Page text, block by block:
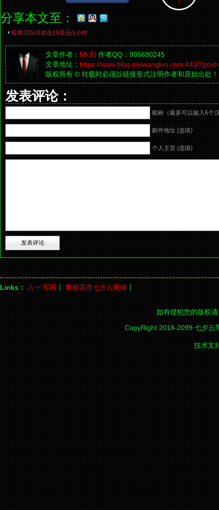
分享本文至：
暗网:DDoS攻击10美元/1小时
文章作者：Mr.刘 作者QQ：905690245
文章地址：https://www.blog.qixiwangluo.com:443/
版权所有 © 转载时必须以链接形式注明作者和原始出处！
发表评论：
昵称（最多可以输入6个
邮件地址 (选填)
个人主页 (选填)
Links： 八一.军网丨攀枝花市七夕云网络丨
如有侵犯您的版权
CopyRight 2018-2099 七夕云
技术支